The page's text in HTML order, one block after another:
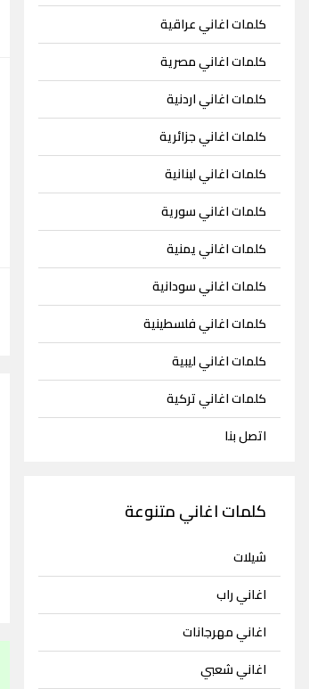
كلمات اغاني عراقية
كلمات اغاني مصرية
كلمات اغاني اردنية
كلمات اغاني جزائرية
كلمات اغاني لبنانية
كلمات اغاني سورية
كلمات اغاني يمنية
كلمات اغاني سودانية
كلمات اغاني فلسطينية
كلمات اغاني ليبية
كلمات اغاني تركية
اتصل بنا
كلمات اغاني متنوعة
شيلات
اغاني راب
اغاني مهرجانات
اغاني شعبي